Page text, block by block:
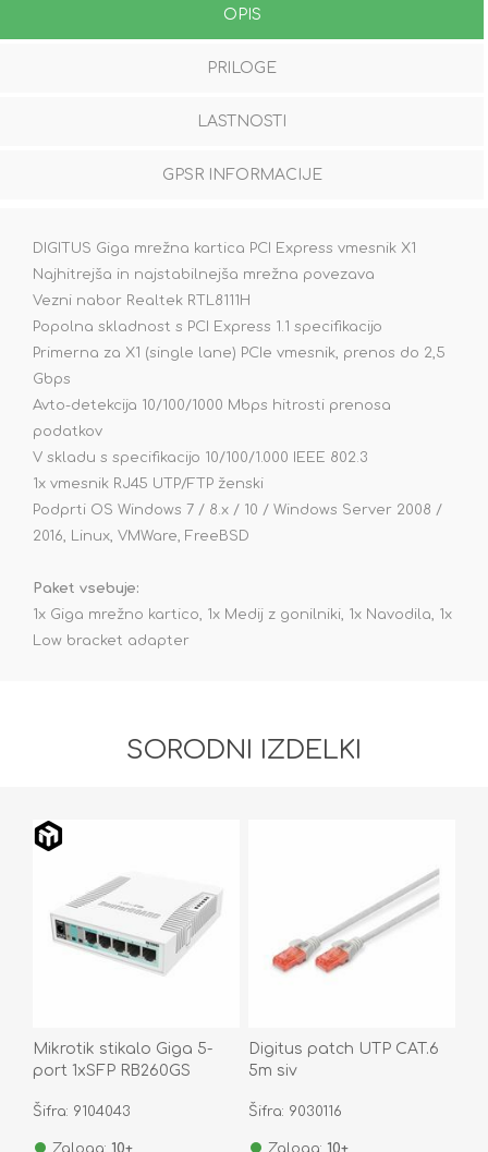
OPIS
PRILOGE
LASTNOSTI
GPSR INFORMACIJE
DIGITUS Giga mrežna kartica PCI Express vmesnik X1
Najhitrejša in najstabilnejša mrežna povezava
Vezni nabor Realtek RTL8111H
Popolna skladnost s PCI Express 1.1 specifikacijo
Primerna za X1 (single lane) PCIe vmesnik, prenos do 2,5
Gbps
Avto-detekcija 10/100/1000 Mbps hitrosti prenosa
podatkov
V skladu s specifikacijo 10/100/1.000 IEEE 802.3
1x vmesnik RJ45 UTP/FTP ženski
Podprti OS Windows 7 / 8.x / 10 / Windows Server 2008 /
2016, Linux, VMWare, FreeBSD
Paket vsebuje:
1x Giga mrežno kartico, 1x Medij z gonilniki, 1x Navodila, 1x
Low bracket adapter
SORODNI IZDELKI
Mikrotik stikalo Giga 5-
port 1xSFP RB260GS
Šifra: 9104043
Zaloga: 10+
Digitus patch UTP CAT.6
5m siv
Šifra: 9030116
Zaloga: 10+